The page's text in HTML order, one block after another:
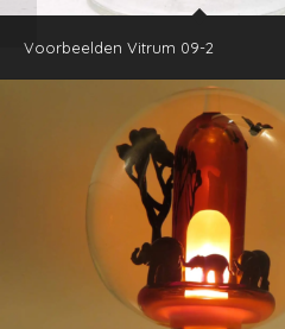
Voorbeelden Vitrum 09-2